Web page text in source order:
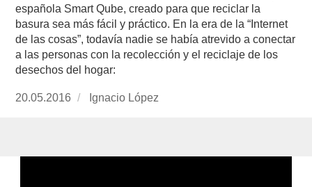
española Smart Qube, creado para que reciclar la
basura sea más fácil y práctico. En la era de la “Internet
de las cosas”, todavía nadie se había atrevido a conectar
a las personas con la recolección y el reciclaje de los
desechos del hogar:
Publicado
20.05.2016
https://www.experimenta.es/author/nacho-
Ignacio López